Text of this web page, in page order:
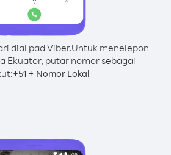
dial pad Viber.Untuk menelepon
Ekuator, putar nomor sebagai
+51+ Nomor Lokal